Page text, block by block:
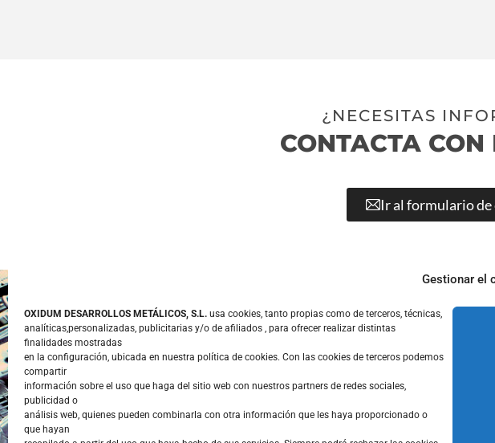
Gestionar el
OXIDUM DESARROLLOS METÁLICOS, S.L. usa cookies, tanto propias como de terceros, técnicas,
analíticas,personalizadas, publicitarias y/o de afiliados , para ofrecer realizar distintas
finalidades mostradas
en la configuración, ubicada en nuestra política de cookies. Con las cookies de terceros podemos
compartir
información sobre el uso que haga del sitio web con nuestros partners de redes sociales,
publicidad o
análisis web, quienes pueden combinarla con otra información que les haya proporcionado o
que hayan
¿NECESITAS
CONTACTA CON
Ir al formulario
Proyectos
Montaje Industrial